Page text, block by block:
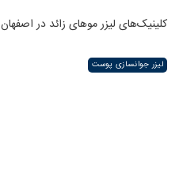
کلینیک‌های لیزر موهای زائد در اصفهان
لیزر جوانسازی پوست